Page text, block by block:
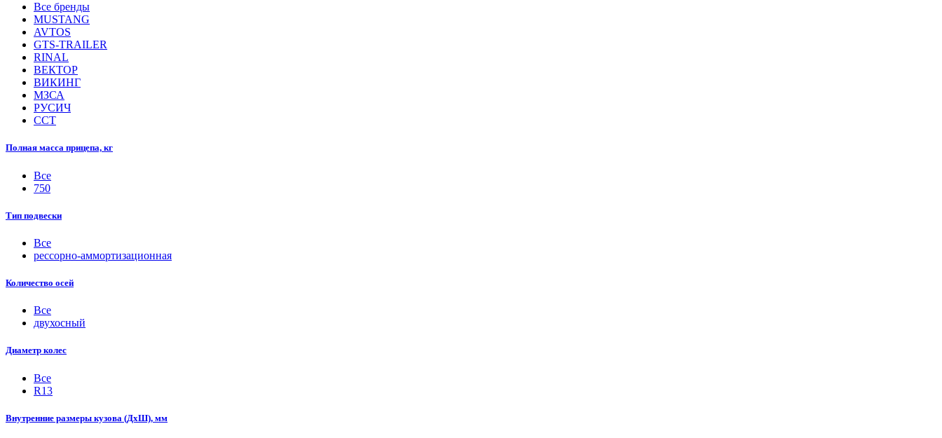
Все бренды
MUSTANG
AVTOS
GTS-TRAILER
RINAL
ВЕКТОР
ВИКИНГ
МЗСА
РУСИЧ
ССТ
Полная масса прицепа, кг
Все
750
Тип подвески
Все
рессорно-аммортизационная
Количество осей
Все
двухосный
Диаметр колес
Все
R13
Внутренние размеры кузова (ДхШ), мм